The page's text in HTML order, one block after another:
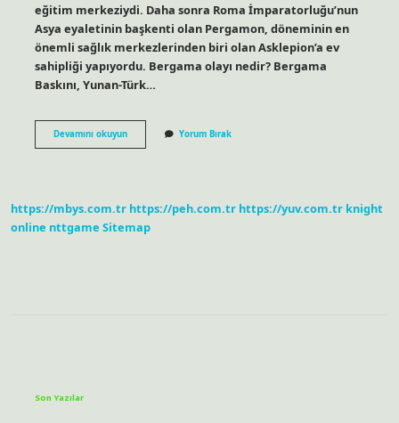
eğitim merkeziydi. Daha sonra Roma İmparatorluğu’nun
Asya eyaletinin başkenti olan Pergamon, döneminin en
önemli sağlık merkezlerinden biri olan Asklepion’a ev
sahipliği yapıyordu. Bergama olayı nedir? Bergama
Baskını, Yunan-Türk…
Devamını okuyunBergama
Nereli
Yorum Bırak
https://mbys.com.tr https://peh.com.tr https://yuv.com.tr knight
online nttgame Sitemap
Son Yazılar